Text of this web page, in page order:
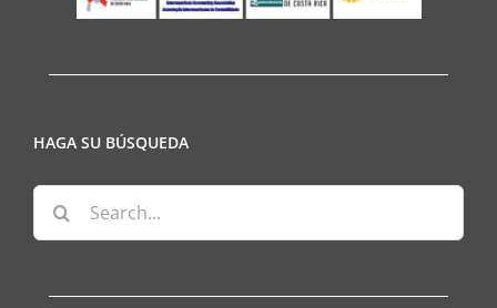
HAGA SU BÚSQUEDA
Search
for: